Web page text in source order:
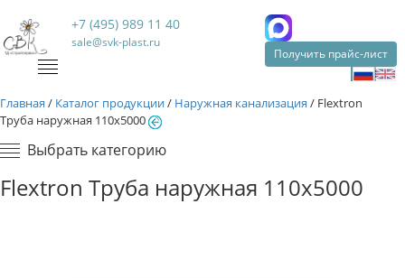
+7 (495) 989 11 40
sale@svk-plast.ru
Получить прайс-лист
Главная / Каталог продукции/ Наружная канализация / Flextron
Труба наружная 110х5000
Выбрать категорию
Flextron Труба наружная 110х5000